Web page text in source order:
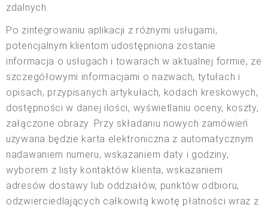
zdalnych.
Po zintegrowaniu aplikacji z różnymi usługami,
potencjalnym klientom udostępniona zostanie
informacja o usługach i towarach w aktualnej formie, ze
szczegółowymi informacjami o nazwach, tytułach i
opisach, przypisanych artykułach, kodach kreskowych,
dostępności w danej ilości, wyświetlaniu oceny, koszty,
załączone obrazy. Przy składaniu nowych zamówień
używana będzie karta elektroniczna z automatycznym
nadawaniem numeru, wskazaniem daty i godziny,
wyborem z listy kontaktów klienta, wskazaniem
adresów dostawy lub oddziałów, punktów odbioru,
odzwierciedlających całkowitą kwotę płatności wraz z